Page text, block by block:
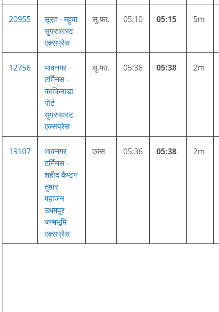
20955
सूरत - महुवा
सुपरफास्ट
एक्सप्रेस
सु.फा. 05:10 05:15 5m
12756
भावनगर
टर्मिनस -
काकिनाडा
पोर्ट
सुपरफास्ट
एक्सप्रेस
सु.फा. 05:36 05:38 2m
19107
भावनगर
टर्मिनस -
शहीद कैप्टन
तुषार
महाजन
उधमपुर
जन्मभूमि
एक्सप्रेस
एक्स 05:36 05:38 2m